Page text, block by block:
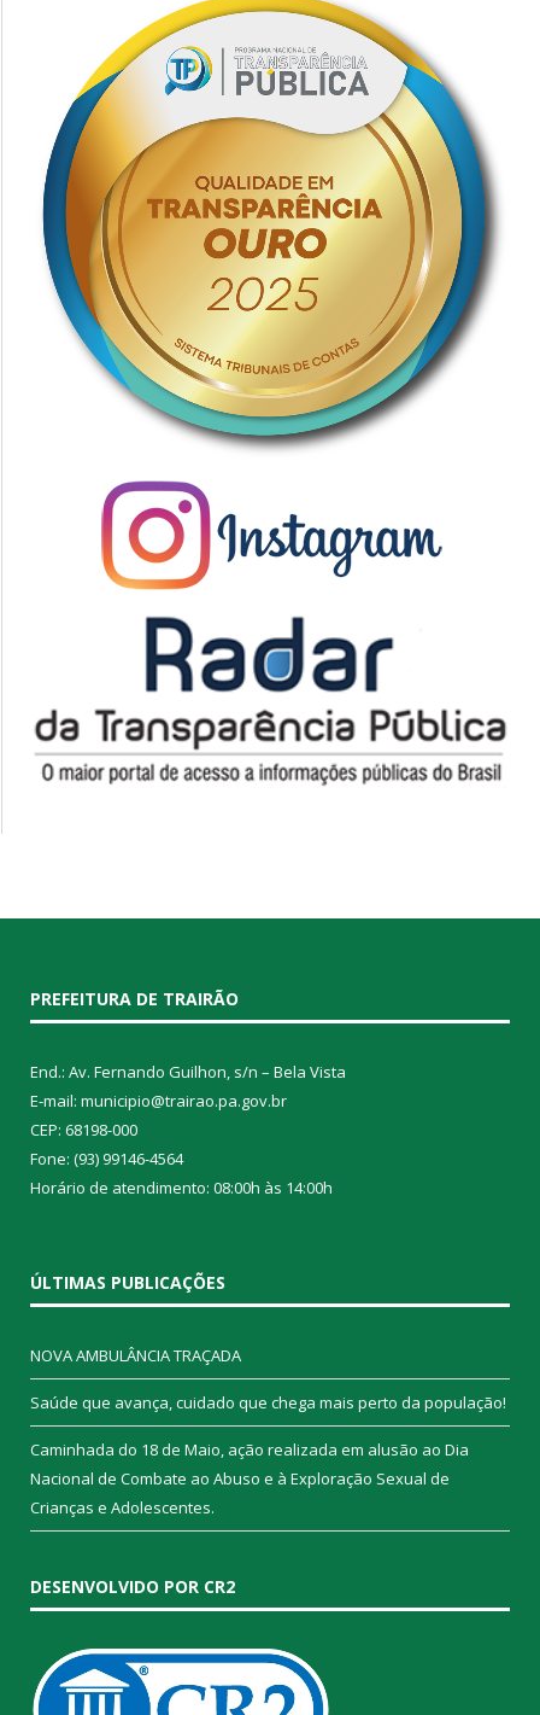
PREFEITURA DE TRAIRÃO
End.: Av. Fernando Guilhon, s/n – Bela Vista
E-mail: municipio@trairao.pa.gov.br
CEP: 68198-000
Fone: (93) 99146-4564
Horário de atendimento: 08:00h às 14:00h
ÚLTIMAS PUBLICAÇÕES
NOVA AMBULÂNCIA TRAÇADA
Saúde que avança, cuidado que chega mais perto da população!
Caminhada do 18 de Maio, ação realizada em alusão ao Dia
Nacional de Combate ao Abuso e à Exploração Sexual de
Crianças e Adolescentes.
DESENVOLVIDO POR CR2